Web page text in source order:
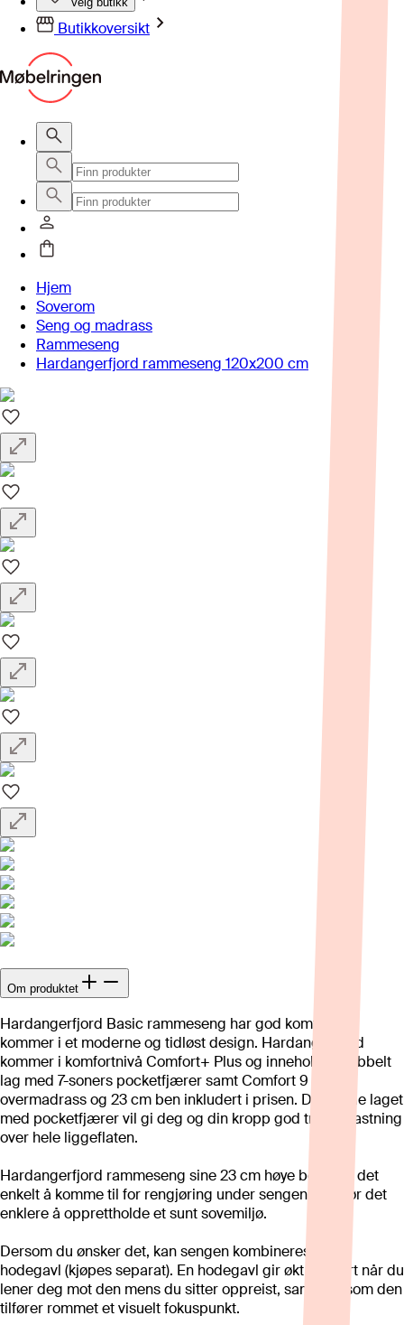
Butikkoversikt
Hjem
Soverom
Seng og madrass
Rammeseng
Hardangerfjord rammeseng 120x200 cm
Om produktet
Hardangerfjord Basic rammeseng har god komfort og
kommer i et moderne og tidløst design. Hardangerfjord
kommer i komfortnivå Comfort+ Plus og inneholder dobbelt
lag med 7-soners pocketfjærer samt Comfort 9 cm
overmadrass og 23 cm ben inkludert i prisen. Det doble laget
med pocketfjærer vil gi deg og din kropp god trykkavlastning
over hele liggeflaten.
Hardangerfjord rammeseng sine 23 cm høye ben gjør det
enkelt å komme til for rengjøring under sengen, og gjør det
enklere å opprettholde et sunt sovemiljø.
Dersom du ønsker det, kan sengen kombineres med
hodegavl (kjøpes separat). En hodegavl gir økt komfort når du
lener deg mot den mens du sitter oppreist, samtidig som den
tilfører rommet et visuelt fokuspunkt.